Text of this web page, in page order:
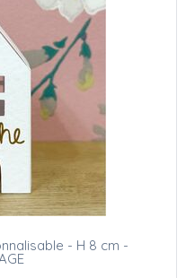
- H 8 cm -